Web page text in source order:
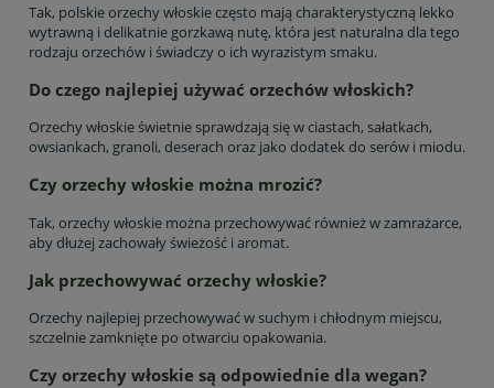
Tak, polskie orzechy włoskie często mają charakterystyczną lekko
wytrawną i delikatnie gorzkawą nutę, która jest naturalna dla tego
rodzaju orzechów i świadczy o ich wyrazistym smaku.
Do czego najlepiej używać orzechów włoskich?
Orzechy włoskie świetnie sprawdzają się w ciastach, sałatkach,
owsiankach, granoli, deserach oraz jako dodatek do serów i miodu.
Czy orzechy włoskie można mrozić?
Tak, orzechy włoskie można przechowywać również w zamrażarce,
aby dłużej zachowały świeżość i aromat.
Jak przechowywać orzechy włoskie?
Orzechy najlepiej przechowywać w suchym i chłodnym miejscu,
szczelnie zamknięte po otwarciu opakowania.
Czy orzechy włoskie są odpowiednie dla wegan?